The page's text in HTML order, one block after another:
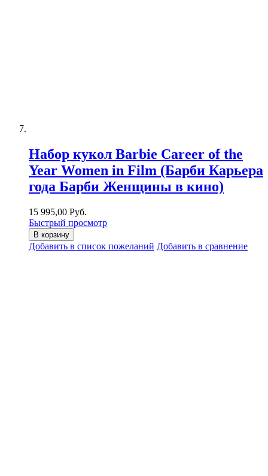
Набор кукол Barbie Career of the
Year Women in Film (Барби Карьера
года Барби Женщины в кино)
15 995,00 Руб.
Быстрый просмотр
В корзину
Добавить в список пожеланий Добавить в сравнение